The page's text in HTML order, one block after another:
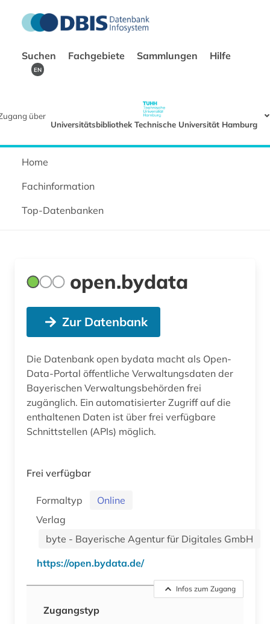
Suchen Fachgebiete Sammlungen Hilfe
EN
über
Universitätsbibliothek Technische Universität Hamburg
Home
Fachinformation
Top-Datenbanken
open.bydata
Zur Datenbank
Die Datenbank open bydata macht als Open-
Data-Portal öffentliche Verwaltungsdaten der
Bayerischen Verwaltungsbehörden frei
zugänglich. Ein automatisierter Zugriff auf die
enthaltenen Daten ist über frei verfügbare
Schnittstellen (APIs) möglich.
Frei verfügbar
Formaltyp
Online
Verlag
byte - Bayerische Agentur für Digitales GmbH
https://open.bydata.de/
Infos zum Zugang
Zugangstyp